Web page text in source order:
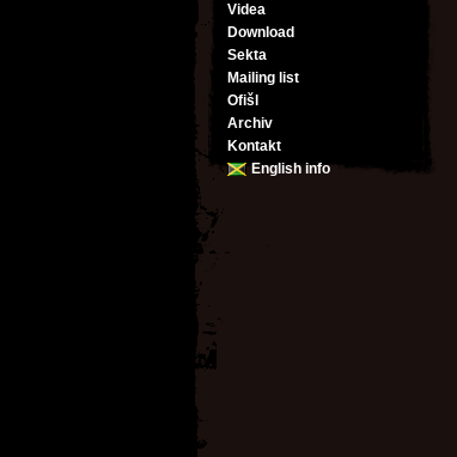
Videa
Download
Sekta
Mailing list
Ofišl
Archiv
Kontakt
English info